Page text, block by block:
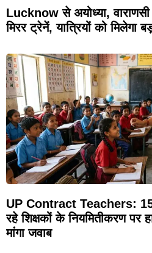
Lucknow से अयोध्या,
मिरर ट्रेनें, यात्रियों को मिलेगा
UP Contract Teachers: 15
रहे शिक्षकों के नियमितीकरण पर
मांगा जवाब